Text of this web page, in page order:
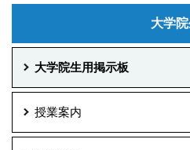
大学
大学院生用掲示板
授業案内